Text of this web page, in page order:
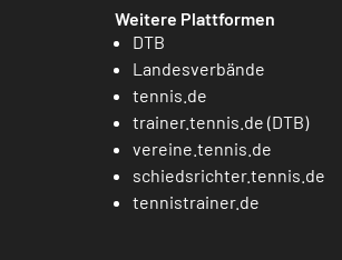
Weitere Plattformen
DTB
Landesverbände
tennis.de
trainer.tennis.de (DTB)
vereine.tennis.de
schiedsrichter.tennis.de
tennistrainer.de